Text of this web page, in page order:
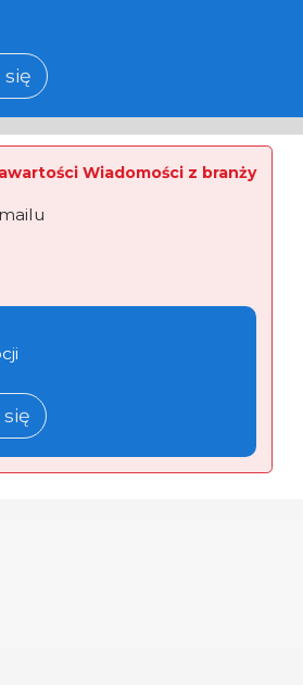
Wiadomości z branży